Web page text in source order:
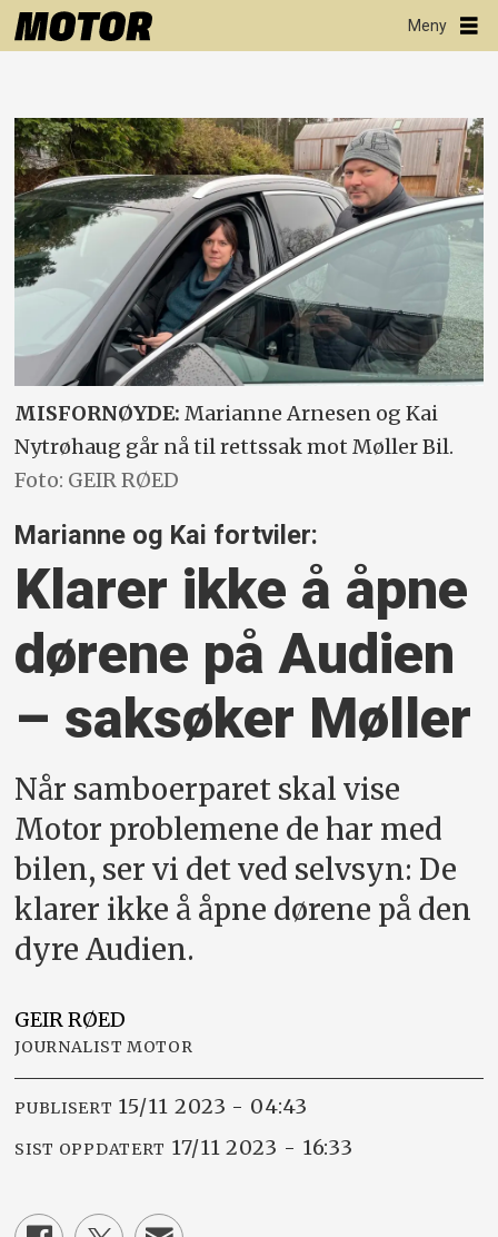
MISFORNØYDE: Marianne Arnesen og Kai
Nytrøhaug går nå til rettssak mot Møller Bil.
Foto: GEIR RØED
Marianne og Kai fortviler:
Klarer ikke å åpne
dørene på Audien
– saksøker Møller
Når samboerparet skal vise
Motor problemene de har med
bilen, ser vi det ved selvsyn: De
klarer ikke å åpne dørene på den
dyre Audien.
GEIRRØED
JOURNALIST MOTOR
PUBLISERT 15/11 2023 - 04:43
SIST OPPDATERT 17/11 2023 - 16:33